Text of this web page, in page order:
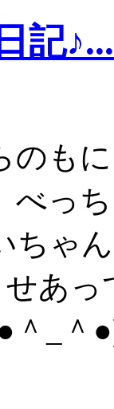
記
のも
べっ
ちゃ
せあ
＾_＾